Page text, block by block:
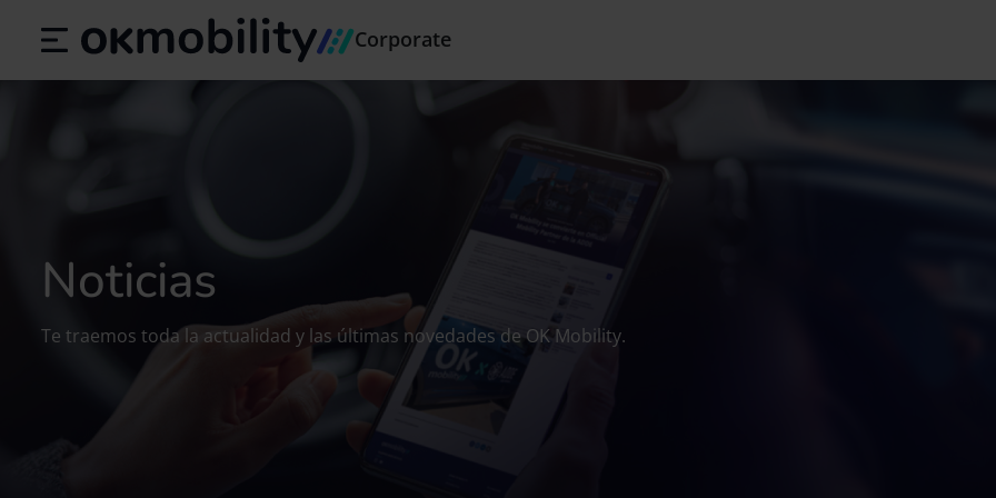
Corporate
Noticias
Te traemos toda la actualidad y las últimas novedades de OK Mobility.